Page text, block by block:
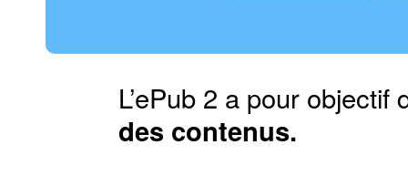
L’ePub 2 a pour
des contenus.